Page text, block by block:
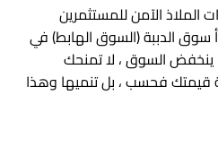
الملاذ الآمن للمستثمرين
سوق الدببة (السوق الهابط) في
​​السوق ، لا تمنحك
قيمتك فحسب ، بل تنميها وهذا